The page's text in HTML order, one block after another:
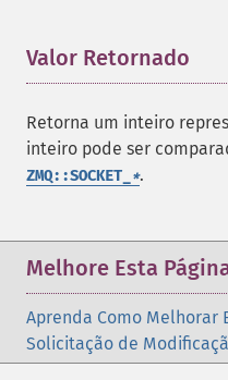
Valor Retornado
Retorna um inteiro
inteiro pode ser
ZMQ::SOCKET_ *.
Melhore Esta
Aprenda Como Melhorar
Solicitação de